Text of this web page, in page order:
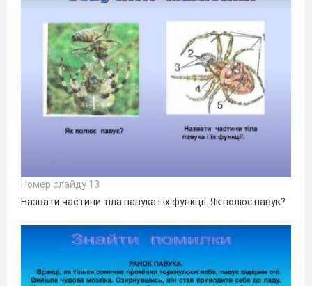
Номер слайду 13
Назвати частини тіла павука і їх функції. Як полює павук?